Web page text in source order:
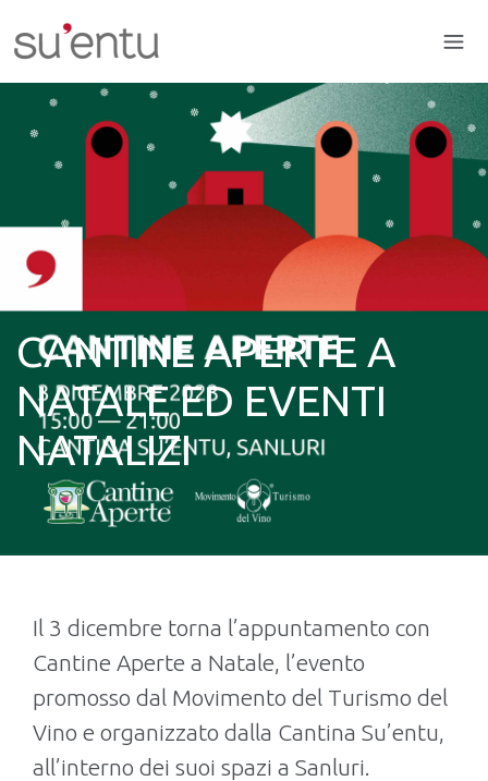
CANTINE APERTE A
NATALE ED EVENTI
NATALIZI
Il 3 dicembre torna l’appuntamento con
Cantine Aperte a Natale, l’evento
promosso dal Movimento del Turismo del
Vino e organizzato dalla Cantina Su’entu,
all’interno dei suoi spazi a Sanluri.